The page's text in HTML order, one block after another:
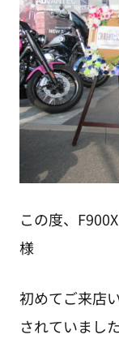
この度、
様
初めてご来店
されていました